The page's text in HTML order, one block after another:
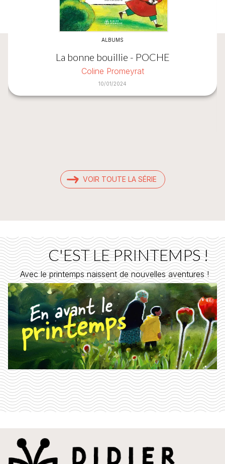
ALBUMS
La bonne bouillie - POCHE
Coline Promeyrat
10/01/2024
VOIR TOUTE LA SÉRIE
C'EST LE PRINTEMPS !
Avec le printemps naissent de nouvelles aventures !